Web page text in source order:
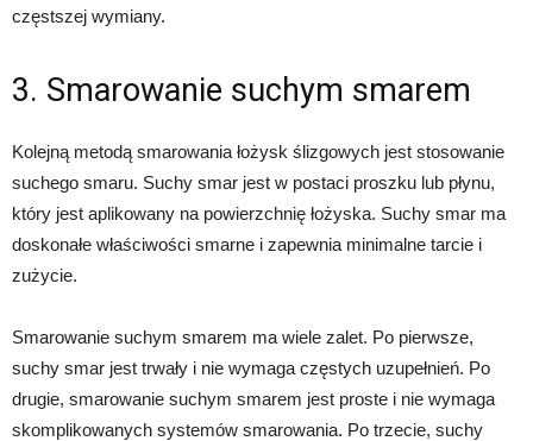
częstszej wymiany.
3. Smarowanie suchym smarem
Kolejną metodą smarowania łożysk ślizgowych jest stosowanie
suchego smaru. Suchy smar jest w postaci proszku lub płynu,
który jest aplikowany na powierzchnię łożyska. Suchy smar ma
doskonałe właściwości smarne i zapewnia minimalne tarcie i
zużycie.
Smarowanie suchym smarem ma wiele zalet. Po pierwsze,
suchy smar jest trwały i nie wymaga częstych uzupełnień. Po
drugie, smarowanie suchym smarem jest proste i nie wymaga
skomplikowanych systemów smarowania. Po trzecie, suchy